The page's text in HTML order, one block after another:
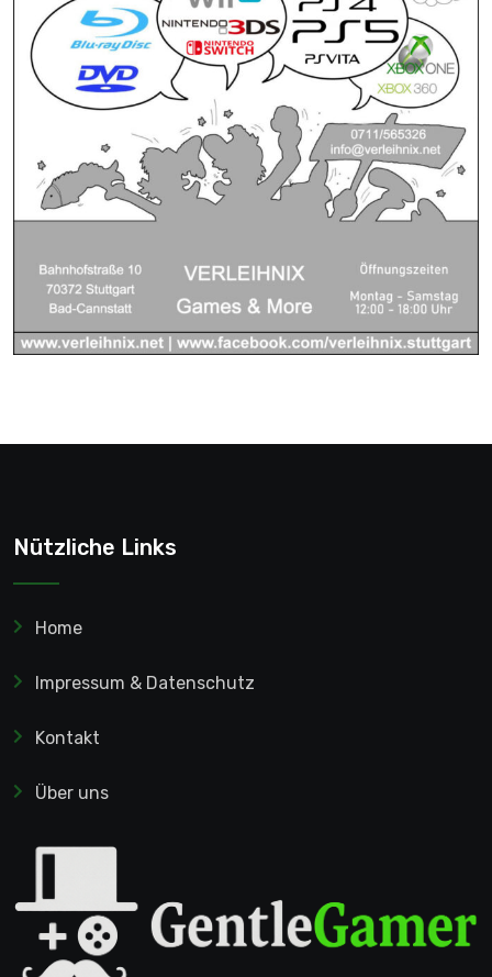
Nützliche Links
Home
Impressum & Datenschutz
Kontakt
Über uns